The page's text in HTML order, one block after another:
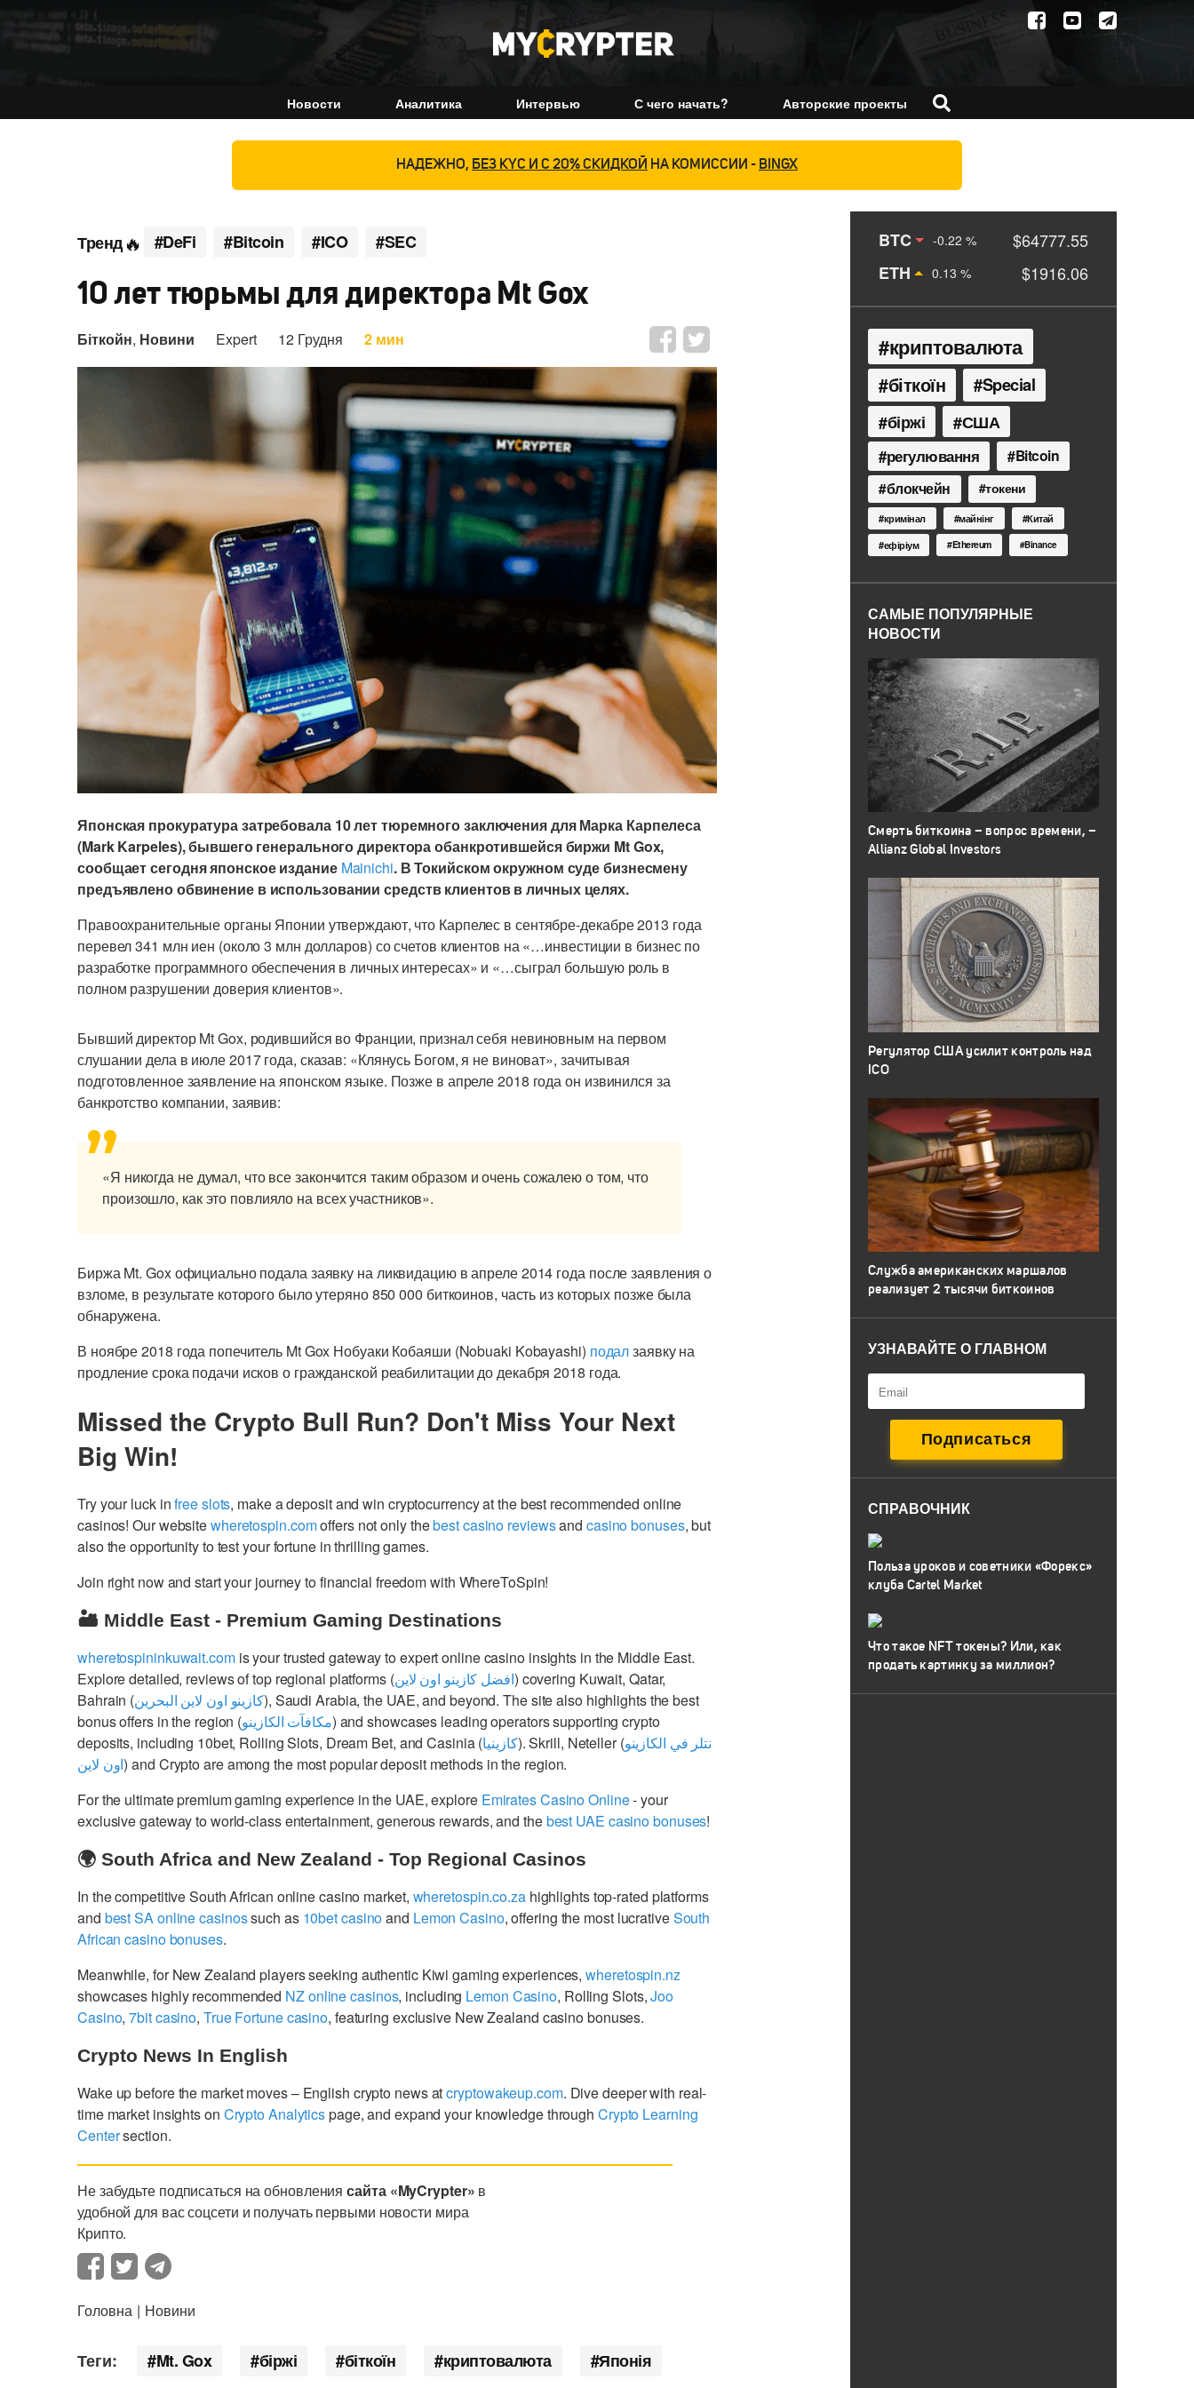
Новости Аналитика Интервью С чего начать? Авторские проекты
НАДЕЖНО, БЕЗ KYC И С 20% СКИДКОЙ НА КОМИССИИ - BINGX
Тренд #DeFi #Bitcoin #ICO #SEC
10 лет тюрьмы для директора Mt Gox
Біткойн, Новини Expert 12 Грудня 2 мин
Японская прокуратура затребовала 10 лет тюремного заключения для Марка Карпелеса
(Mark Karpeles), бывшего генерального директора обанкротившейся биржи Mt Gox,
сообщает сегодня японское издание Mainichi. В Токийском окружном суде бизнесмену
предъявлено обвинение в использовании средств клиентов в личных целях.
Правоохранительные органы Японии утверждают, что Карпелес в сентябре-декабре 2013 года
перевел 341 млн иен (около 3 млн долларов) со счетов клиентов на «…инвестиции в бизнес по
разработке программного обеспечения в личных интересах» и «…сыграл большую роль в
полном разрушении доверия клиентов».
Бывший директор Mt Gox, родившийся во Франции, признал себя невиновным на первом
слушании дела в июле 2017 года, сказав: «Клянусь Богом, я не виноват», зачитывая
подготовленное заявление на японском языке. Позже в апреле 2018 года он извинился за
банкротство компании, заявив:
«Я никогда не думал, что все закончится таким образом и очень сожалею о том, что
произошло, как это повлияло на всех участников».
Биржа Mt. Gox официально подала заявку на ликвидацию в апреле 2014 года после заявления о
взломе, в результате которого было утеряно 850 000 биткоинов, часть из которых позже была
обнаружена.
В ноябре 2018 года попечитель Mt Gox Нобуаки Кобаяши (Nobuaki Kobayashi) подалзаявку на
продление срока подачи исков о гражданской реабилитации до декабря 2018 года.
Missed the Crypto Bull Run? Don't Miss Your Next
Big Win!
Try your luck infree slots, make a deposit and win cryptocurrency at the best recommended online
casinos! Our websitewheretospin.comoffers not only thebest casino reviewsand casino bonuses, but
also the opportunity to test your fortune in thrilling games.
Join right now and start your journey to financial freedom with WhereToSpin!
🏜️ Middle East - Premium Gaming Destinations
wheretospininkuwait.comis your trusted gateway to expert online casino insights in the Middle East.
Explore detailed, reviews of top regional platforms (افضل كازينو اون لاين) covering Kuwait, Qatar,
Bahrain (كازينو اون لاين البحرين), Saudi Arabia, the UAE, and beyond. The site also highlights the best
bonus offers in the region (مكافآت الكازينو) and showcases leading operators supporting crypto
deposits, including 10bet, Rolling Slots, Dream Bet, and Casinia (كازينيا). Skrill, Neteller (نتلر في الكازينو
اون لاين) and Crypto are among the most popular deposit methods in the region.
For the ultimate premium gaming experience in the UAE, explore Emirates Casino Online- your
exclusive gateway to world-class entertainment, generous rewards, and thebest UAE casino bonuses!
🌍 South Africa and New Zealand - Top Regional Casinos
In the competitive South African online casino market, wheretospin.co.zahighlights top-rated platforms
and best SA online casinossuch as 10bet casinoand Lemon Casino, offering the most lucrativeSouth
African casino bonuses.
Meanwhile, for New Zealand players seeking authentic Kiwi gaming experiences,wheretospin.nz
showcases highly recommended NZ online casinos, including Lemon Casino, Rolling Slots,Joo
Casino,7bit casino, True Fortune casino, featuring exclusive New Zealand casino bonuses.
Crypto News In English
Wake up before the market moves – English crypto news atcryptowakeup.com. Dive deeper with real-
time market insights on Crypto Analyticspage, and expand your knowledge through Crypto Learning
Centersection.
Не забудьте подписаться на обновлениясайта «MyCrypter» в
удобной для вас соцсети и получать первыми новости мира
Крипто.
Головна Новини
Теги: Mt. Gox біржі біткоїн криптовалюта Японія
BTC -0.22 %
$64777.55
ETH
0.13 % $1916.06
криптовалюта
біткоїн Special
біржі США
регулювання Bitcoin
блокчейн токени
кримінал майнінг
Китай
ефіріум
Ethereum Binance
САМЫЕ ПОПУЛЯРНЫЕ
НОВОСТИ
Смерть биткоина – вопрос времени, –
Allianz Global Investors
Регулятор США усилит контроль над
ICO
Служба американских маршалов
реализует 2 тысячи биткоинов
УЗНАВАЙТЕ О ГЛАВНОМ
СПРАВОЧНИК
Польза уроков и советники «Форекс»
клуба Cartel Market
Что такое NFT токены? Или, как
продать картинку за миллион?